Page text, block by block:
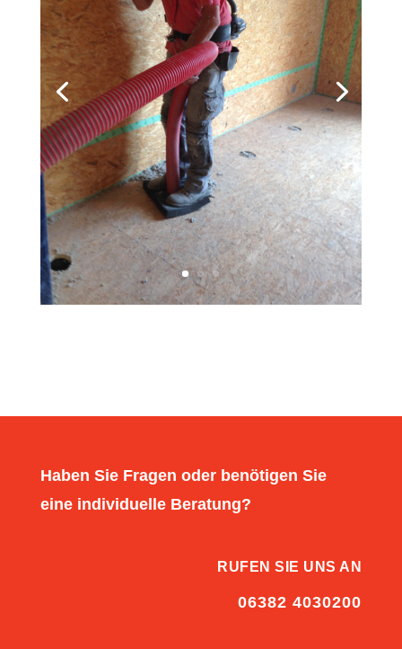
Haben Sie Fragen oder benötigen Sie
eine individuelle Beratung?
RUFEN SIE UNS AN
06382 4030200